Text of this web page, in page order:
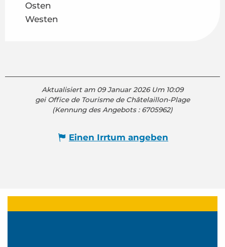
Osten
Westen
Aktualisiert am 09 Januar 2026 Um 10:09
gei Office de Tourisme de Châtelaillon-Plage
(Kennung des Angebots : 6705962)
Einen Irrtum angeben